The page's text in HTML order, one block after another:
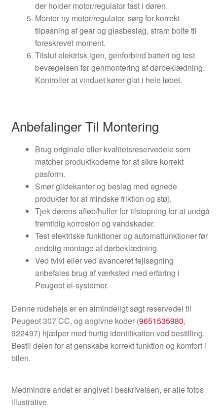
der holder motor/regulator fast i døren.
Monter ny motor/regulator, sørg for korrekt
tilpasning af gear og glasbeslag, stram bolte til
foreskrevet moment.
Tilslut elektrisk igen, genforbind batteri og test
bevægelsen før genmontering af dørbeklædning.
Kontroller at vinduet kører glat i hele løbet.
Anbefalinger Til Montering
Brug originale eller kvalitetsreservedele som
matcher produktkoderne for at sikre korrekt
pasform.
Smør glidekanter og beslag med egnede
produkter for at mindske friktion og støj.
Tjek dørens afløb/huller for tilstopning for at undgå
fremtidig korrosion og vandskader.
Test elektriske funktioner og automatfunktioner før
endelig montage af dørbeklædning.
Ved tvivl eller ved avanceret fejlsøgning
anbefales brug af værksted med erfaring i
Peugeot el-systemer.
Denne rudehejs er en almindeligt søgt reservedel til
Peugeot 307 CC, og angivne koder (9651535980,
922497) hjælper med hurtig identifikation ved bestilling.
Bestil delen for at genskabe korrekt funktion og komfort i
bilen.
Medmindre andet er angivet i beskrivelsen, er alle fotos
illustrative.